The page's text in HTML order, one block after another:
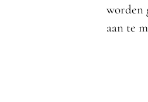
worden
aan te